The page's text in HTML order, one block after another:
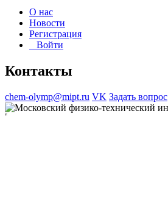
О нас
Новости
Регистрация
Войти
Контакты
chem-olymp@mipt.ru VK Задать вопрос